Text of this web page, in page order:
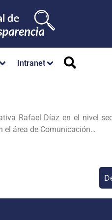
Intranet
Rafael Díaz en el nivel
el área de Comunicación…